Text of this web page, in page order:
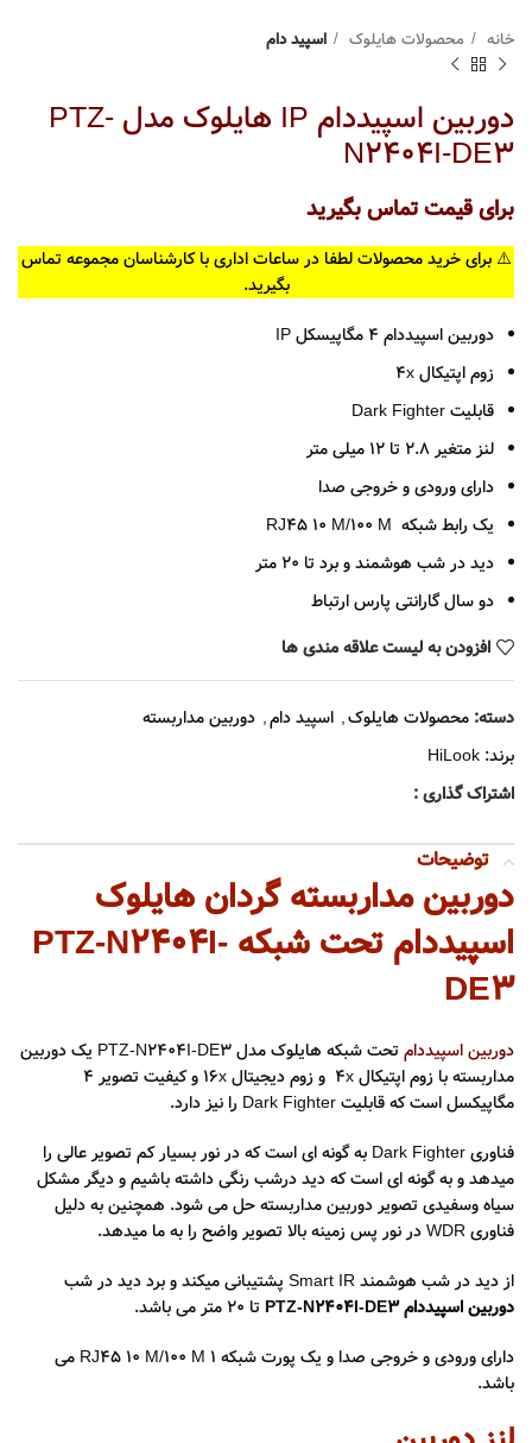
خانه محصولات هایلوک اسپید دام
دوربین اسپیددام IP هایلوک مدل PTZ-
N2404I-DE3
برای قیمت تماس بگیرید
⚠️ برای خرید محصولات لطفا در ساعات اداری با کارشناسان مجموعه تماس
بگیرید.
دوربین اسپیددام 4 مگاپیسکل IP
زوم اپتیکال 4x
قابلیت Dark Fighter
لنز متغیر 2.8 تا 12 میلی متر
دارای ورودی و خروجی صدا
یک رابط شبکه
دید در شب هوشمند و برد تا 20 متر
دو سال گارانتی پارس ارتباط
افزودن به لیست علاقه مندی ها
دسته: محصولات هایلوک, اسپید دام, دوربین مداربسته
برند: HiLook
اشتراک گذاری :
توضیحات
دوربین مداربسته گردان هایلوک
اسپیددام تحت شبکه PTZ-N2404I-
DE3
دوربین اسپیددام
تحت شبکه هایلوک مدل PTZ-N2404I-DE3 یک دوربین
مداربسته با زوم اپتیکال 4x و زوم دیجیتال 16x و کیفیت تصویر ۴
مگاپیکسل است که قابلیت Dark Fighter را نیز دارد.
فناوری Dark Fighter به گونه ای است که در نور بسیار کم تصویر عالی را
میدهد و به گونه ای است که دید درشب رنگی داشته باشیم و دیگر مشکل
سیاه وسفیدی تصویر دوربین مداربسته حل می شود. همچنین به دلیل
فناوری WDR در نور پس زمینه بالا تصویر واضح را به ما میدهد.
از دید در شب هوشمند Smart IR پشتیبانی میکند و برد دید در شب
دوربین اسپیددام PTZ-N2404I-DE3
تا 20 متر می باشد.
دارای ورودی و خروجی صدا و یک پورت شبکه 1 RJ45 10 M/100 M
می
باشد.